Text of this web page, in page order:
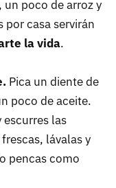
poco de arroz y
por casa servirán
la vida.
Pica un diente de
poco de aceite.
las
lávalas y
pencas como